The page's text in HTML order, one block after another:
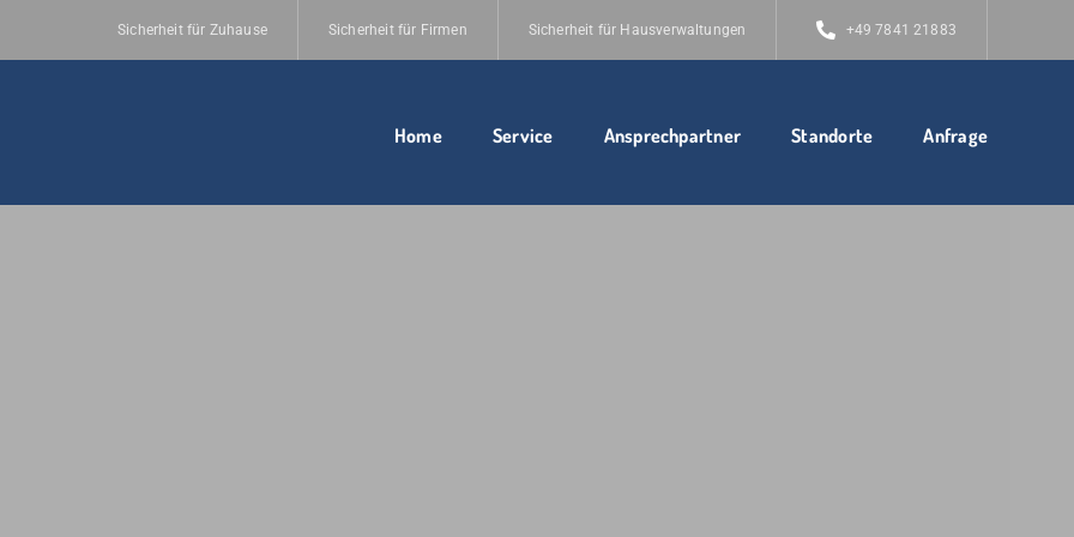
Sicherheit für Zuhause Sicherheit für Firmen Sicherheit für Hausverwaltungen +49 7841 21883
Home Service Ansprechpartner Standorte Anfrage